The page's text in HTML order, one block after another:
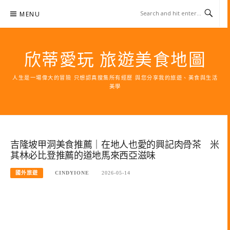
content
MENU
欣蒂愛玩 旅遊美食地圖
人生是一場偉大的冒險 只想認真搜集所有經歷 與您分享我的旅遊、美食與生活
美學
吉隆坡甲洞美食推薦｜在地人也愛的興記肉骨茶 米
其林必比登推薦的道地馬來西亞滋味
國外旅遊 CINDYIONE 2026-05-14